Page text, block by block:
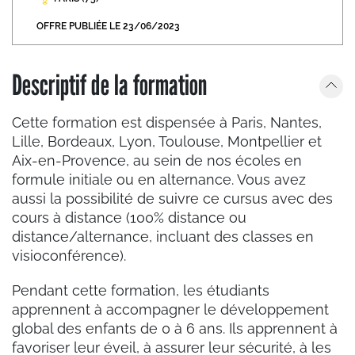
OFFRE PUBLIÉE LE 23/06/2023
Descriptif de la formation
Cette formation est dispensée à Paris, Nantes,
Lille, Bordeaux, Lyon, Toulouse, Montpellier et
Aix-en-Provence, au sein de nos écoles en
formule initiale ou en alternance. Vous avez
aussi la possibilité de suivre ce cursus avec des
cours à distance (100% distance ou
distance/alternance, incluant des classes en
visioconférence).
Pendant cette formation, les étudiants
apprennent à accompagner le développement
global des enfants de 0 à 6 ans. Ils apprennent à
favoriser leur éveil, à assurer leur sécurité, à les